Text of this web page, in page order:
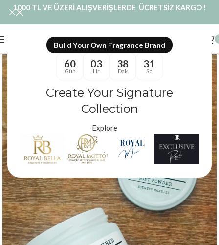
Build Your Own Fragrance Brand
60
Gün
03
Hr
38
Dak
31
Sc
Create Your Signature
Collection
Explore
1000 TL VE ÜZERİ ALIŞVERİŞLERDE ÜCRETSİZ KARGO !